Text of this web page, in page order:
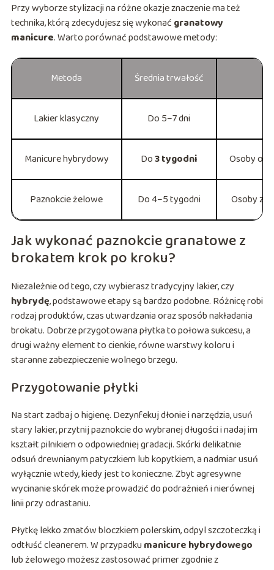
Przy wyborze stylizacji na różne okazje znaczenie ma też
technika, którą zdecydujesz się wykonać granatowy
manicure. Warto porównać podstawowe metody:
Metoda Średnia trwałość
Lakier klasyczny Do 5–7 dni
Manicure hybrydowy Do3 tygodni Osoby
Paznokcie żelowe Do 4–5 tygodni Osoby z
Jak wykonać paznokcie granatowe z
brokatem krok po kroku?
Niezależnie od tego, czy wybierasz tradycyjny lakier, czy
hybrydę, podstawowe etapy są bardzo podobne. Różnicę robi
rodzaj produktów, czas utwardzania oraz sposób nakładania
brokatu. Dobrze przygotowana płytka to połowa sukcesu, a
drugi ważny element to cienkie, równe warstwy koloru i
staranne zabezpieczenie wolnego brzegu.
Przygotowanie płytki
Na start zadbaj o higienę. Dezynfekuj dłonie i narzędzia, usuń
stary lakier, przytnij paznokcie do wybranej długości i nadaj im
kształt pilnikiem o odpowiedniej gradacji. Skórki delikatnie
odsuń drewnianym patyczkiem lub kopytkiem, a nadmiar usuń
wyłącznie wtedy, kiedy jest to konieczne. Zbyt agresywne
wycinanie skórek może prowadzić do podrażnień i nierównej
linii przy odrastaniu.
Płytkę lekko zmatów bloczkiem polerskim, odpyl szczoteczką i
odtłuść cleanerem. W przypadkumanicure hybrydowego
lub żelowego możesz zastosować primer zgodnie z